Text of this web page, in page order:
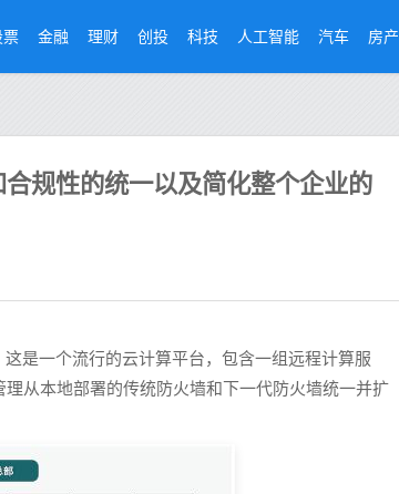
票 金融 理财 创投 科技 人工智能 汽车 房产
规性的统一以及简化整个企业的
是一个流行的云计算平台，包含一组远程计算服
从本地部署的传统防火墙和下一代防火墙统一并扩